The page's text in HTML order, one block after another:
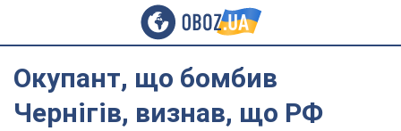
Окупант, що бомбив
Чернігів, визнав, що РФ